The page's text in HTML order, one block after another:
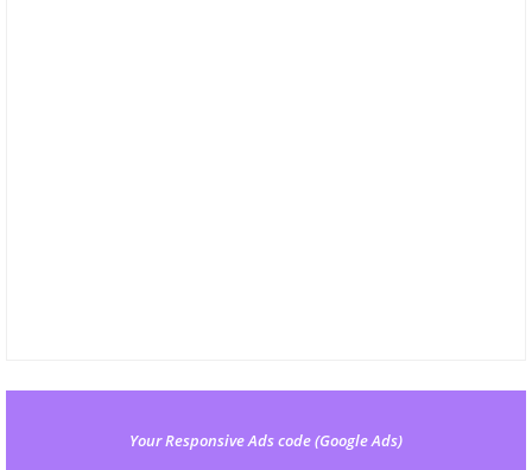
Your Responsive Ads code (Google Ads)